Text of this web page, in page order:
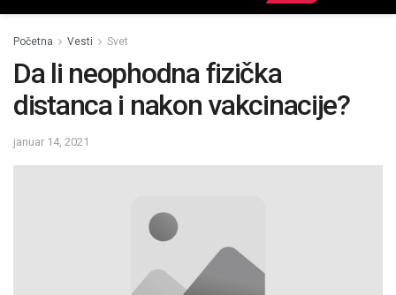
Početna Vesti Svet
Da li neophodna fizička
distanca i nakon vakcinacije?
januar 14, 2021